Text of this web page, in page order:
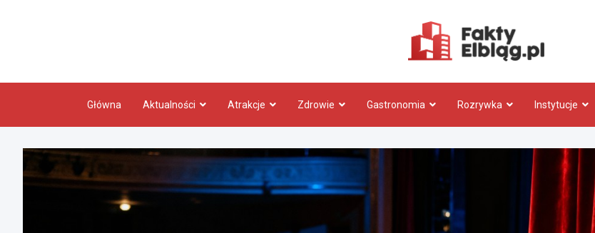
Główna Aktualności Atrakcje Zdrowie Gastronomia Rozrywka Instytucje